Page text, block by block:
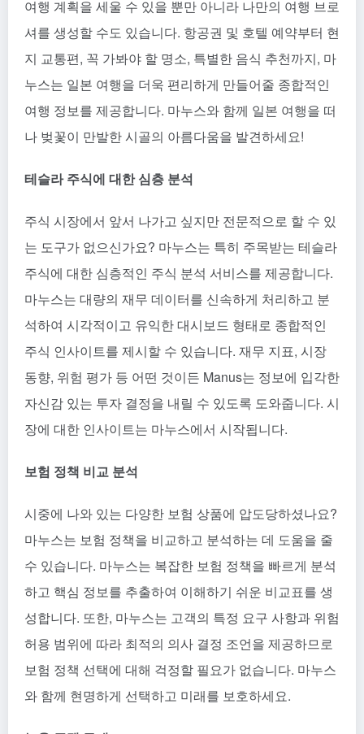
여행 계획을 세울 수 있을 뿐만 아니라 나만의 여행 브로
셔를 생성할 수도 있습니다. 항공권 및 호텔 예약부터 현
지 교통편, 꼭 가봐야 할 명소, 특별한 음식 추천까지, 마
누스는 일본 여행을 더욱 편리하게 만들어줄 종합적인
여행 정보를 제공합니다. 마누스와 함께 일본 여행을 떠
나 벚꽃이 만발한 시골의 아름다움을 발견하세요!
테슬라 주식에 대한 심층 분석
주식 시장에서 앞서 나가고 싶지만 전문적으로 할 수 있
는 도구가 없으신가요? 마누스는 특히 주목받는 테슬라
주식에 대한 심층적인 주식 분석 서비스를 제공합니다.
마누스는 대량의 재무 데이터를 신속하게 처리하고 분
석하여 시각적이고 유익한 대시보드 형태로 종합적인
주식 인사이트를 제시할 수 있습니다. 재무 지표, 시장
동향, 위험 평가 등 어떤 것이든 Manus는 정보에 입각한
자신감 있는 투자 결정을 내릴 수 있도록 도와줍니다. 시
장에 대한 인사이트는 마누스에서 시작됩니다.
보험 정책 비교 분석
시중에 나와 있는 다양한 보험 상품에 압도당하셨나요?
마누스는 보험 정책을 비교하고 분석하는 데 도움을 줄
수 있습니다. 마누스는 복잡한 보험 정책을 빠르게 분석
하고 핵심 정보를 추출하여 이해하기 쉬운 비교표를 생
성합니다. 또한, 마누스는 고객의 특정 요구 사항과 위험
허용 범위에 따라 최적의 의사 결정 조언을 제공하므로
보험 정책 선택에 대해 걱정할 필요가 없습니다. 마누스
와 함께 현명하게 선택하고 미래를 보호하세요.